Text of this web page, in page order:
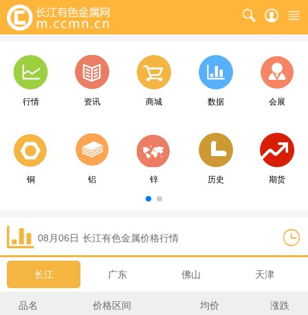
行情 资讯 商城 数据 会展
铜 铝 锌 历史 期货
08月06日 长江有色金属价格行情
长江 广东 佛山 天津
品名 价格区间 均价 涨跌